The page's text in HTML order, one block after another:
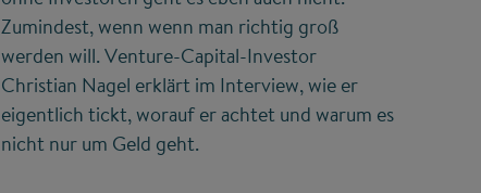
Zumindest, wenn wenn man richtig groß
werden will. Venture-Capital-Investor
Christian Nagel erklärt im Interview, wie er
eigentlich tickt, worauf er achtet und warum es
nicht nur um Geld geht.